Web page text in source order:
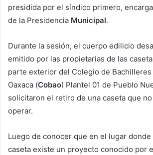
presidida por el síndico primero,
de la Presidencia Municipal.
Durante la sesión, el cuerpo edilicio
emitido por las propietarias de las
parte exterior del Colegio de Bachilleres
Oaxaca (Cobao) Plantel 01 de Pueblo
solicitaron el retiro de una caseta que
operar.
Luego de conocer que en el lugar
caseta existe un proyecto conocido por